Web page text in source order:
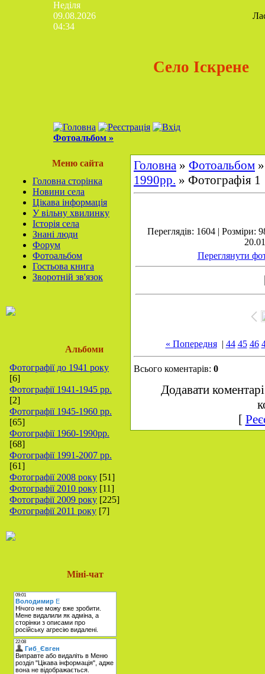
Неділя
09.08.2026
04:34
Село Іскрене
Фотоальбом »
Меню сайта
Головна сторінка
Новини села
Цікава інформація
У вільну хвилинку
Історія села
Знані люди
Форум
Фотоальбом
Гостьова книга
Зворотній зв'язок
Альбоми
Фотографії до 1941 року
[6]
Фотографії 1941-1945 рр.
[2]
Фотографії 1945-1960 рр.
[65]
Фотографії 1960-1990рр.
[68]
Фотографії 1991-2007 рр.
[61]
Фотографії 2008 року [51]
Фотографії 2010 року [11]
Фотографії 2009 року [225]
Фотографії 2011 року [7]
Міні-чат
Головна » Фотоальбом
1990рр. » Фотографія 1
Переглядів: 1604 | Розміри:
Переглянути
« Попередня| 44 45 46
Всього коментарів: 0
Додавати
[